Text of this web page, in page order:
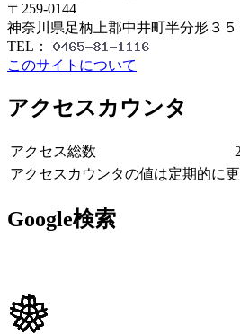
〒259-0144
神奈川県足柄上郡中井町半分形３５
TEL：
このサイトについて
アクセスカウンタ
アクセス総数
アクセスカウンタの値は定期的に更
Google検索